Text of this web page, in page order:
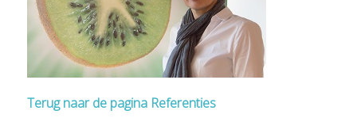
Terug naar de pagina Referenties